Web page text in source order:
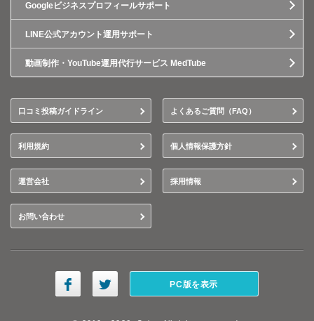
Googleビジネスプロフィールサポート
LINE公式アカウント運用サポート
動画制作・YouTube運用代行サービス MedTube
口コミ投稿ガイドライン よくあるご質問（FAQ）
利用規約 個人情報保護方針
運営会社 採用情報
お問い合わせ
PC版を表示